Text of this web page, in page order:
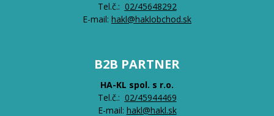
Tel.č.: 02/45648292
E-mail: hakl@haklobchod.sk
B2B PARTNER
HA-KL spol. s r.o.
Tel.č.: 02/45944469
E-mail: hakl@hakl.sk